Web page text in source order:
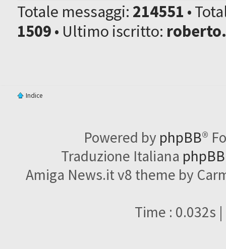
Totale messaggi: 214551 •
1509• Ultimo iscritto:
Indice
Powered by phpBB®
Traduzione Italiana
Amiga News.it v8 theme by
Time : 0.032s